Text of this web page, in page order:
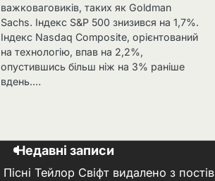
важковаговиків, таких як Goldman
Sachs. Індекс S&P 500 знизився на 1,7%.
Індекс Nasdaq Composite, орієнтований
на технологію, впав на 2,2%,
опустившись більш ніж на 3% раніше
вдень.…
Недавні записи
Пісні Тейлор Свіфт видалено з постів